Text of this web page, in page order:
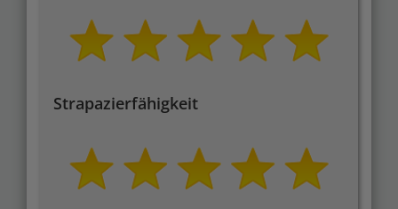
Strapazierfähigkeit